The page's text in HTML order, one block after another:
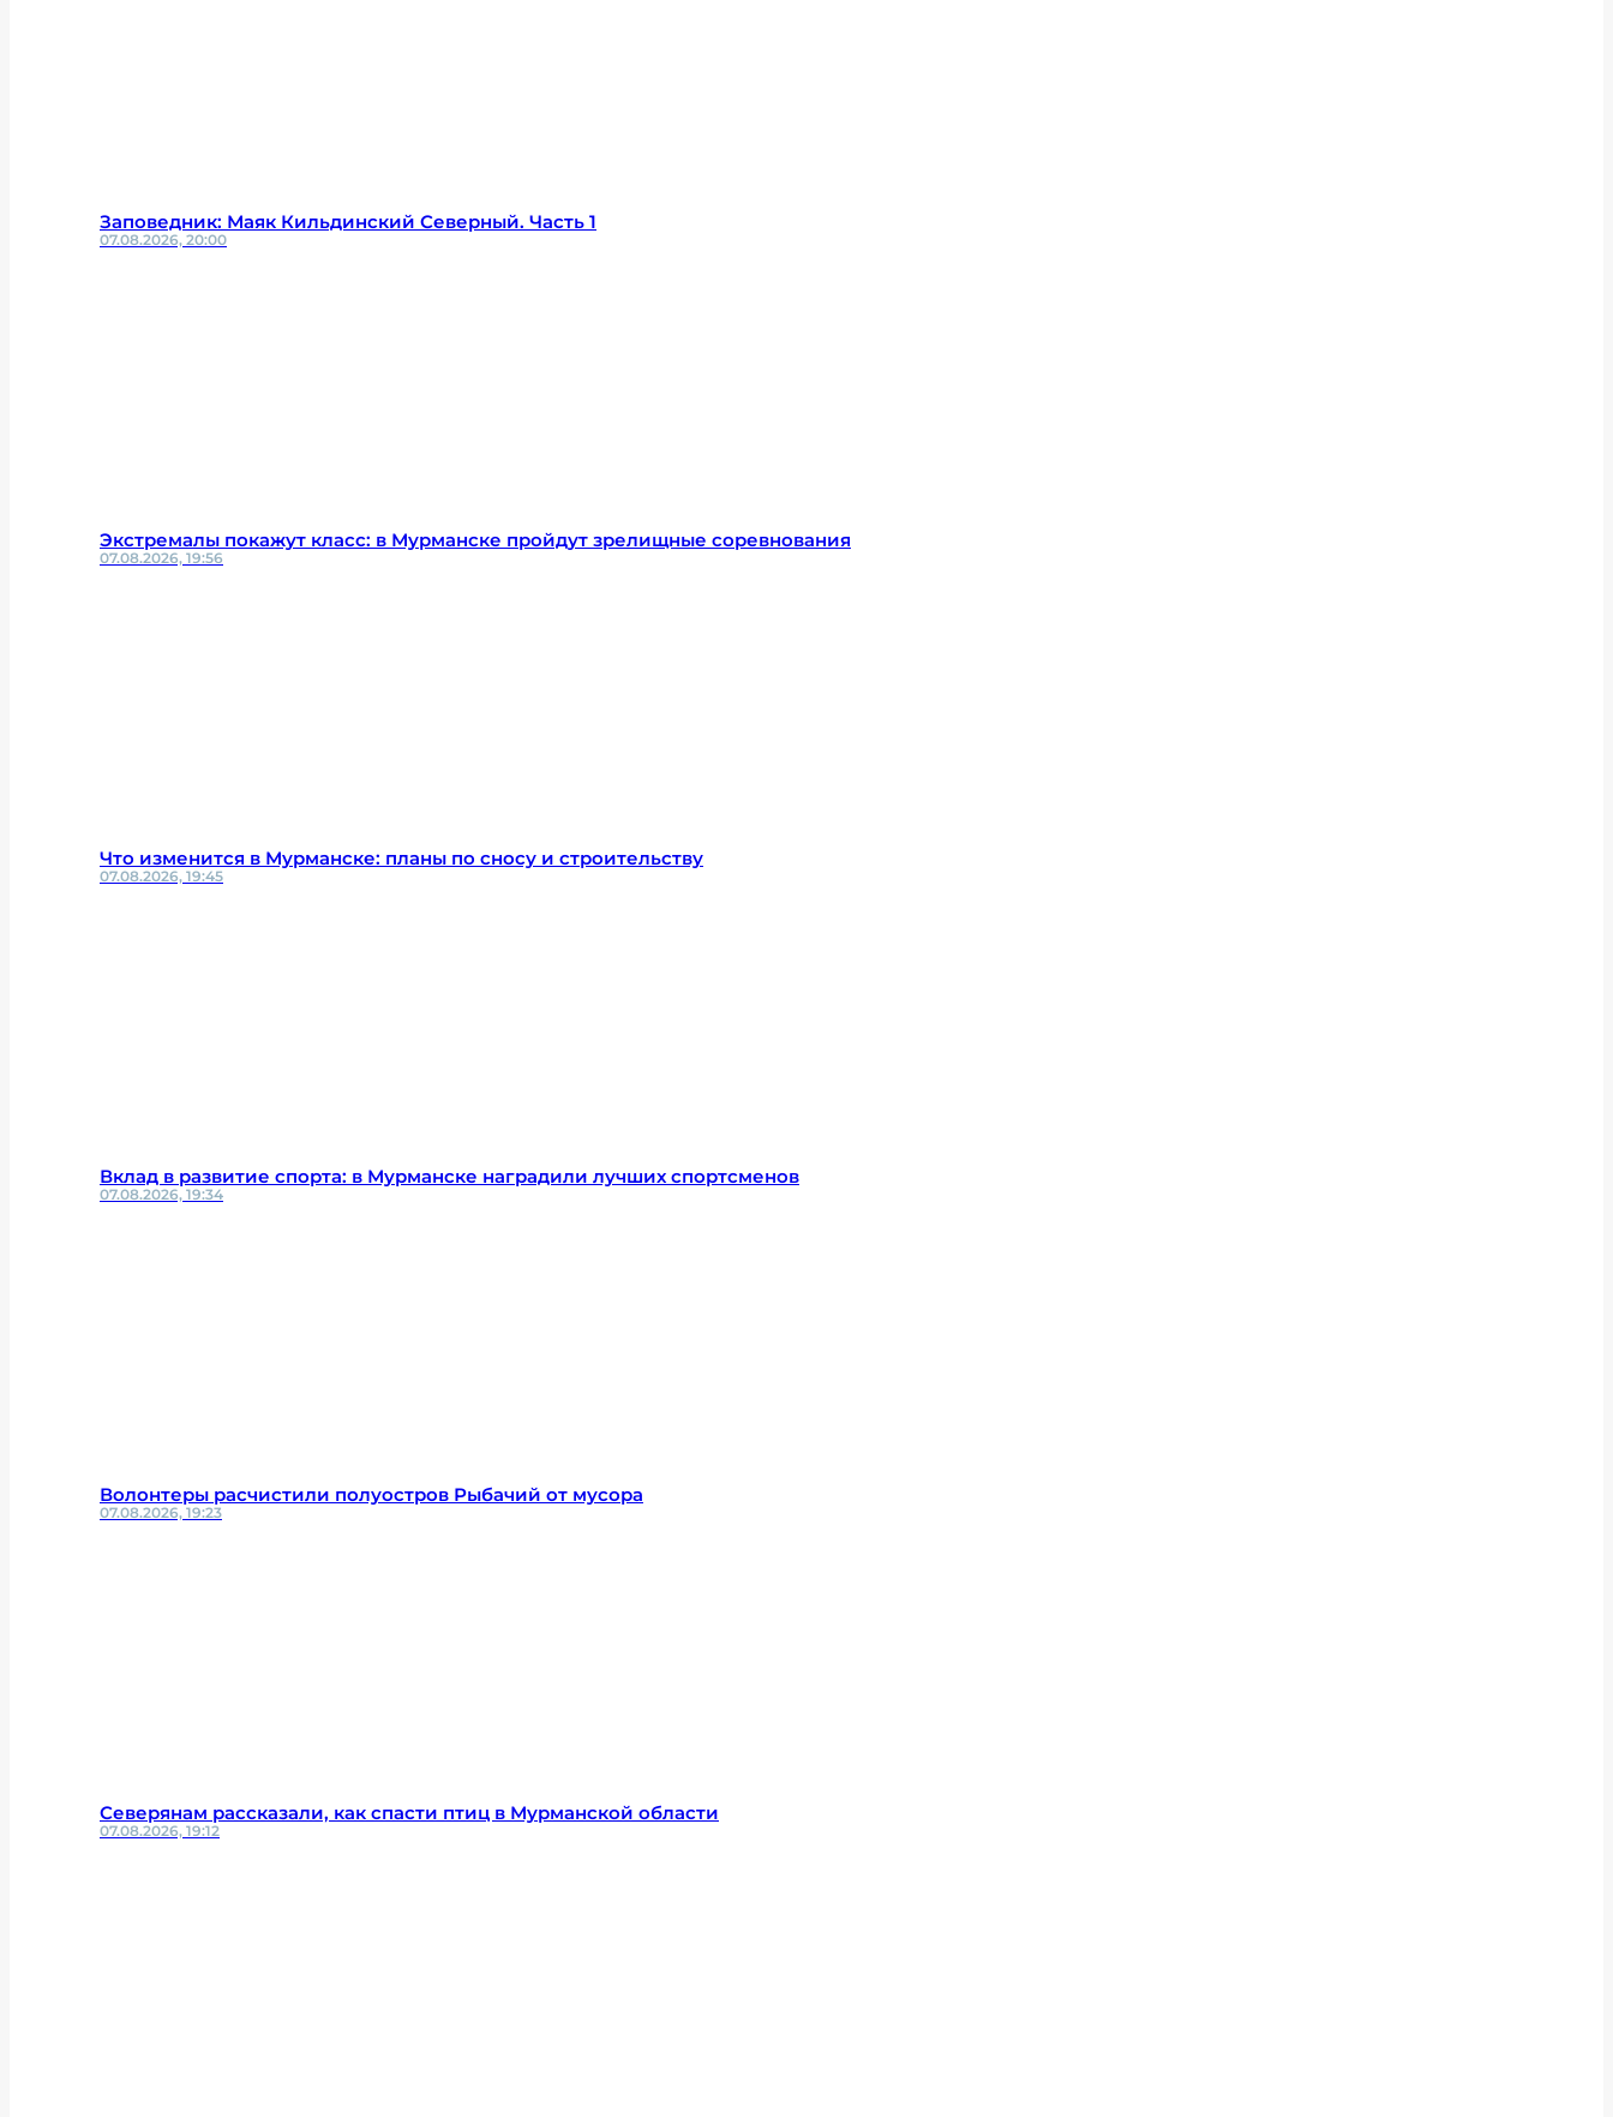
Заповедник: Маяк Кильдинский Северный. Часть 1
07.08.2026, 20:00
Экстремалы покажут класс: в Мурманске пройдут зрелищные соревнования
07.08.2026, 19:56
Что изменится в Мурманске: планы по сносу и строительству
07.08.2026, 19:45
Вклад в развитие спорта: в Мурманске наградили лучших спортсменов
07.08.2026, 19:34
Волонтеры расчистили полуостров Рыбачий от мусора
07.08.2026, 19:23
Северянам рассказали, как спасти птиц в Мурманской области
07.08.2026, 19:12